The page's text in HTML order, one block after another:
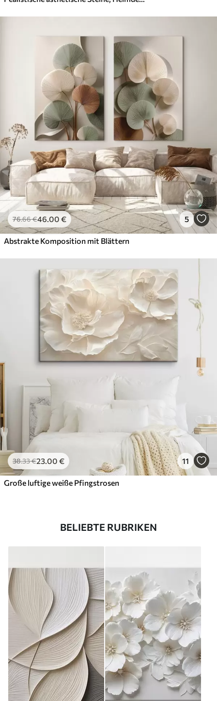
76.66€46.00 € 5
Abstrakte Komposition mit Blättern
38.33€23.00 € 11
Große luftige weiße Pfingstrosen
BELIEBTE RUBRIKEN